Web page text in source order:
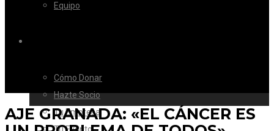
Equipo
Cómo Donar
Hazte Socio
Tu Empresa
AJE GRANADA: «EL CÁNCER ES